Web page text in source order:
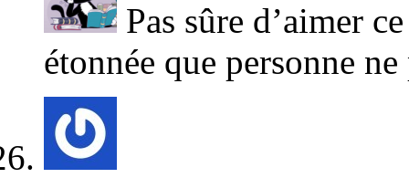
Pas sûre d’aimer
étonnée que personne